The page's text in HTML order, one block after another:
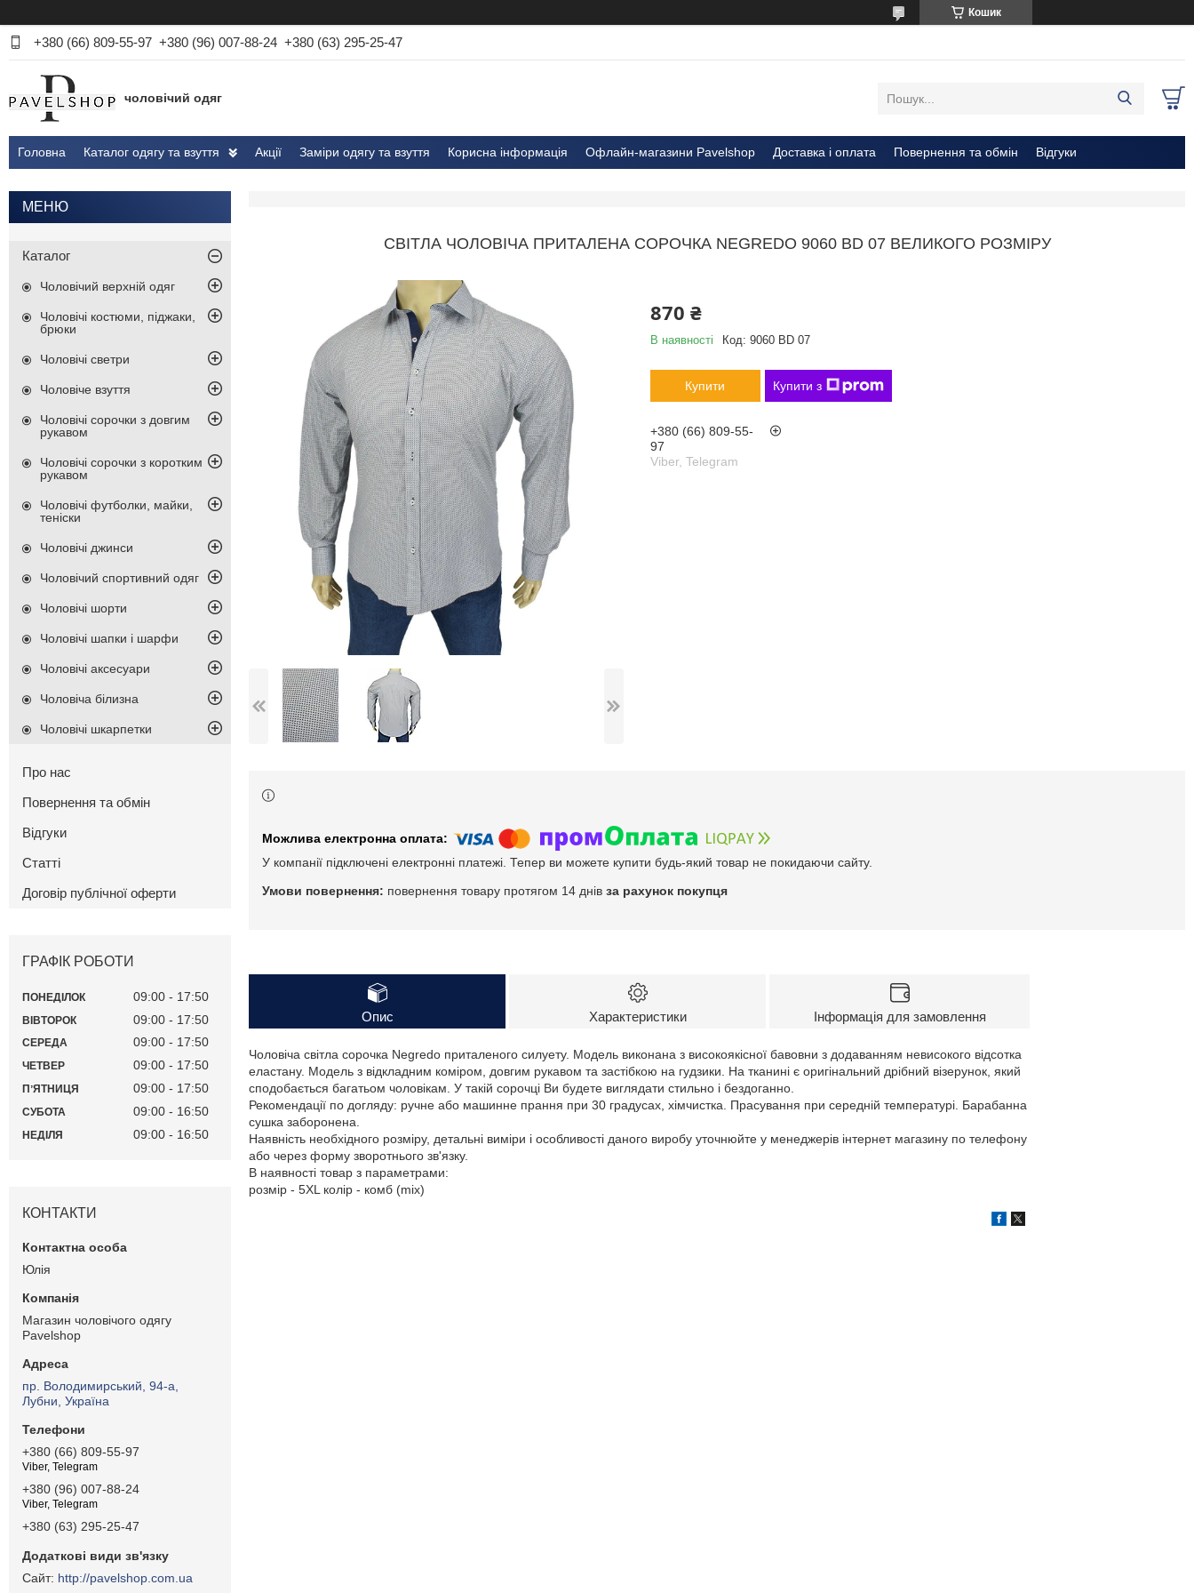
Кошик
+380 (66) 809-55-97 +380 (96) 007-88-24 +380 (63) 295-25-47
чоловічий одяг
Головна Каталог одягу та взуття Акції Заміри одягу та взуття Корисна інформація Офлайн-магазини Pavelshop Доставка і оплата Повернення та обмін Відгуки
СВІТЛА ЧОЛОВІЧА ПРИТАЛЕНА СОРОЧКА NEGREDO 9060 BD 07 ВЕЛИКОГО РОЗМІРУ
870 ₴
В наявності Код: 9060 BD 07
Купити Купити з
+380 (66) 809-55-
97
Viber, Telegram
У компанії підключені електронні платежі. Тепер ви можете купити будь-який товар не покидаючи сайту.
повернення товару протягом 14 днів за рахунок покупця
Опис Характеристики Інформація для замовлення
Чоловіча світла сорочка Negredo приталеного силуету. Модель виконана з високоякісної бавовни з додаванням невисокого відсотка
еластану. Модель з відкладним коміром, довгим рукавом та застібкою на гудзики. На тканині є оригінальний дрібний візерунок, який
сподобається багатьом чоловікам. У такій сорочці Ви будете виглядати стильно і бездоганно.
Рекомендації по догляду: ручне або машинне прання при 30 градусах, хімчистка. Прасування при середній температурі. Барабанна
сушка заборонена.
Наявність необхідного розміру, детальні виміри і особливості даного виробу уточнюйте у менеджерів інтернет магазину по телефону
або через форму зворотнього зв'язку.
В наявності товар з параметрами:
розмір - 5XL колір - комб (mix)
Каталог
Чоловічий верхній одяг
Чоловічі костюми, піджаки,
брюки
Чоловічі светри
Чоловіче взуття
Чоловічі сорочки з довгим
рукавом
Чоловічі сорочки з коротким
рукавом
Чоловічі футболки, майки,
теніски
Чоловічі джинси
Чоловічий спортивний одяг
Чоловічі шорти
Чоловічі шапки і шарфи
Чоловічі аксесуари
Чоловіча білизна
Чоловічі шкарпетки
Про нас
Повернення та обмін
Відгуки
Статті
Договір публічної оферти
ГРАФІК РОБОТИ
ПОНЕДІЛОК 09:00 17:50
ВІВТОРОК 09:00 17:50
СЕРЕДА 09:00 17:50
ЧЕТВЕР 09:00 17:50
ПʼЯТНИЦЯ 09:00 17:50
СУБОТА 09:00 16:50
НЕДІЛЯ 09:00 16:50
КОНТАКТИ
Юлія
Магазин чоловічого одягу
Pavelshop
пр. Володимирський, 94-а,
Лубни, Україна
+380 (66) 809-55-97
Viber, Telegram
+380 (96) 007-88-24
Viber, Telegram
+380 (63) 295-25-47
http://pavelshop.com.ua